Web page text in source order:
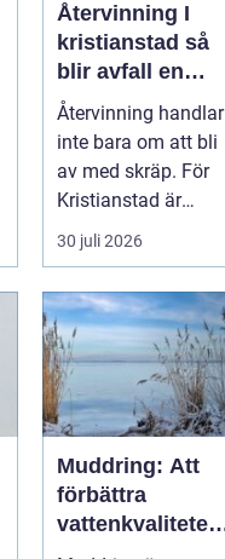
Återvinning I
kristianstad så
blir avfall en
resurs
Återvinning handlar
inte bara om att bli
av med skräp. För
Kristianstad är
smart
avfallshantering
en...
30 juli 2026
Muddring: Att
förbättra
vattenkvaliteten
och möjliggöra